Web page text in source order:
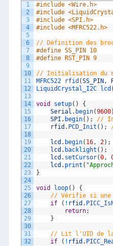
1
2
3
4
5
6
7
8
9
10
11
12
13
14
15
16
17
18
19
20
21
22
23
24
25
26
27
28
29
30
31
32
#include <Wire.h>
#include
#include <SPI.h>
#include <MFRC522.h>
// Définition des
#define SS_PIN 10
#define RST_PIN 9
// Initialisation du
MFRC522
rfid (SS_PIN ,
LiquidCrystal_I2C lcd (
void setup( )
{
Serial . begin(9600)
SPI . begin( ) ;
//
rfid . PCD_Init ( ) ;
lcd . begin( 16 , 2) ;
lcd . backlight ( ) ;
lcd . setCursor(0 ,
lcd . print (
}
void loop( )
{
// Vérifie si une
if
( ! rfid .
return;
}
// Lit l'UID de
if
( ! rfid .